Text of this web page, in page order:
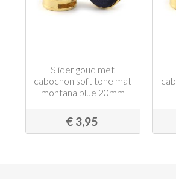
Slider goud met
cabochon soft tone mat
montana blue 20mm
€ 3,95